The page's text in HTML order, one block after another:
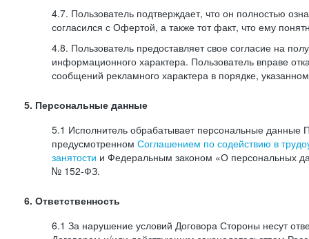
4.7. Пользователь подтверждает, что он полностью
согласился с Офертой, а также тот факт, что ему
4.8. Пользователь предоставляет свое согласие на
информационного характера. Пользователь вправе
сообщений рекламного характера в порядке,
5. Персональные данные
5.1 Исполнитель обрабатывает персональные данные
предусмотренном Соглашением по содействию в
занятости и Федеральным законом «О персональных
№ 152-ФЗ.
6. Ответственность
6.1 За нарушение условий Договора Стороны несут